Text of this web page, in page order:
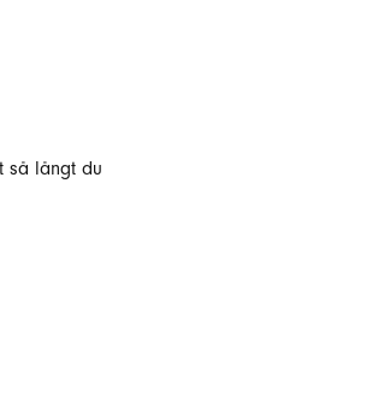
så långt du